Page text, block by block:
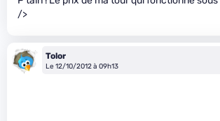
/>
Tolor
Le 12/10/2012 à 09h13